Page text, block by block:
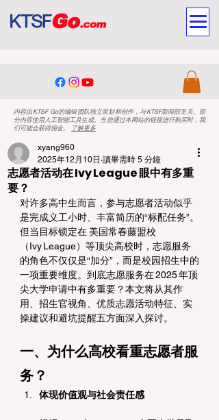
内容由KTSF Go的编辑团队独立策划和创作，与KTSF新闻部无关。部
分内容使用人工智能工具生成。当您通过本网站的链接进行购买时，我
们可能会获得佣金。
了解更多
志愿者活动在 Ivy League 眼中有多重
要？
xyang960
2025年12月10日 讀畢需時 5 分鐘
对许多高中生而言，参与志愿者活动似乎
是完成义工小时、丰富简历的“标配任务”。
但当目标锁定在 美国常春藤盟校
（Ivy League）等顶尖高校时，志愿服务
的角色不仅仅是“加分”，而是校园招生中的
一项重要维度。到底志愿服务在 2025 年顶
尖大学申请中有多重要？本文将从其作
用、招生官视角、优质志愿活动特征、实
操建议和避坑提醒五方面深入探讨。
一、为什么高校看重志愿者服
务？
体现价值观与社会责任感